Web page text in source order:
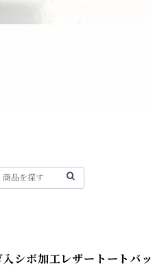
シボ加工レザートートバッ